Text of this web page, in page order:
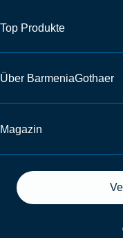
Top Produkte
Über BarmeniaGothaer
Magazin